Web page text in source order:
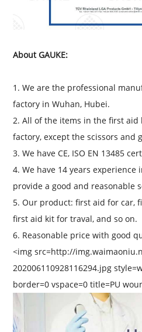
About GAUKE:
1. We are the professional
factory in Wuhan, Hubei.
2. All of the items in the first aid
factory, except the scissors and
3. We have CE, ISO EN 13485
4. We have 14 years experience
provide a good and reasonable
5. Our product: first aid for car,
first aid kit for traval, and so on.
6. Reasonable price with good
<img src=http://
202006110928116294.jpg style=
border=0 vspace=0 title=PU